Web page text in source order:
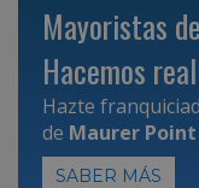
Mayoristas
Hacemos
Hazte
de Maurer Point
SABER MÁS